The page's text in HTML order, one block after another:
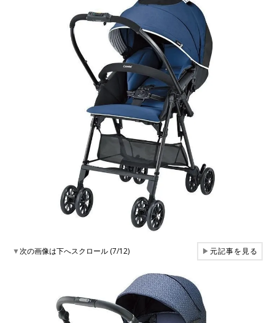
▼次の画像は下へスクロール (7/12) ▶元記事を見る